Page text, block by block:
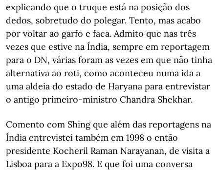
explicando que o truque está na posição dos
dedos, sobretudo do polegar. Tento, mas acabo
por voltar ao garfo e faca. Admito que nas três
vezes que estive na Índia, sempre em reportagem
para o DN, várias foram as vezes em que não tinha
alternativa ao roti, como aconteceu numa ida a
uma aldeia do estado de Haryana para entrevistar
o antigo primeiro-ministro Chandra Shekhar.
Comento com Shing que além das reportagens na
Índia entrevistei também em 1998 o então
presidente Kocheril Raman Narayanan, de visita a
Lisboa para a Expo98. E que foi uma conversa